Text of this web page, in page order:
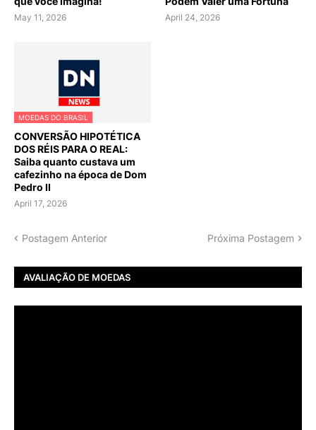
May 11, 2026 April 24, 2026
MOEDAS DO BRASIL
CONVERSÃO HIPOTÉTICA
DOS RÉIS PARA O REAL:
Saiba quanto custava um
cafezinho na época de Dom
Pedro II
April 17, 2026
Postagem Anterior Próxima Postagem
AVALIAÇÃO DE MOEDAS